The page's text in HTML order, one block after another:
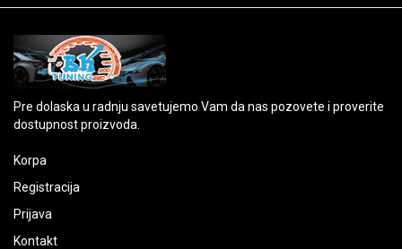
Pre dolaska u radnju savetujemo Vam da nas pozovete i proverite
dostupnost proizvoda.
Korpa
Registracija
Prijava
Kontakt